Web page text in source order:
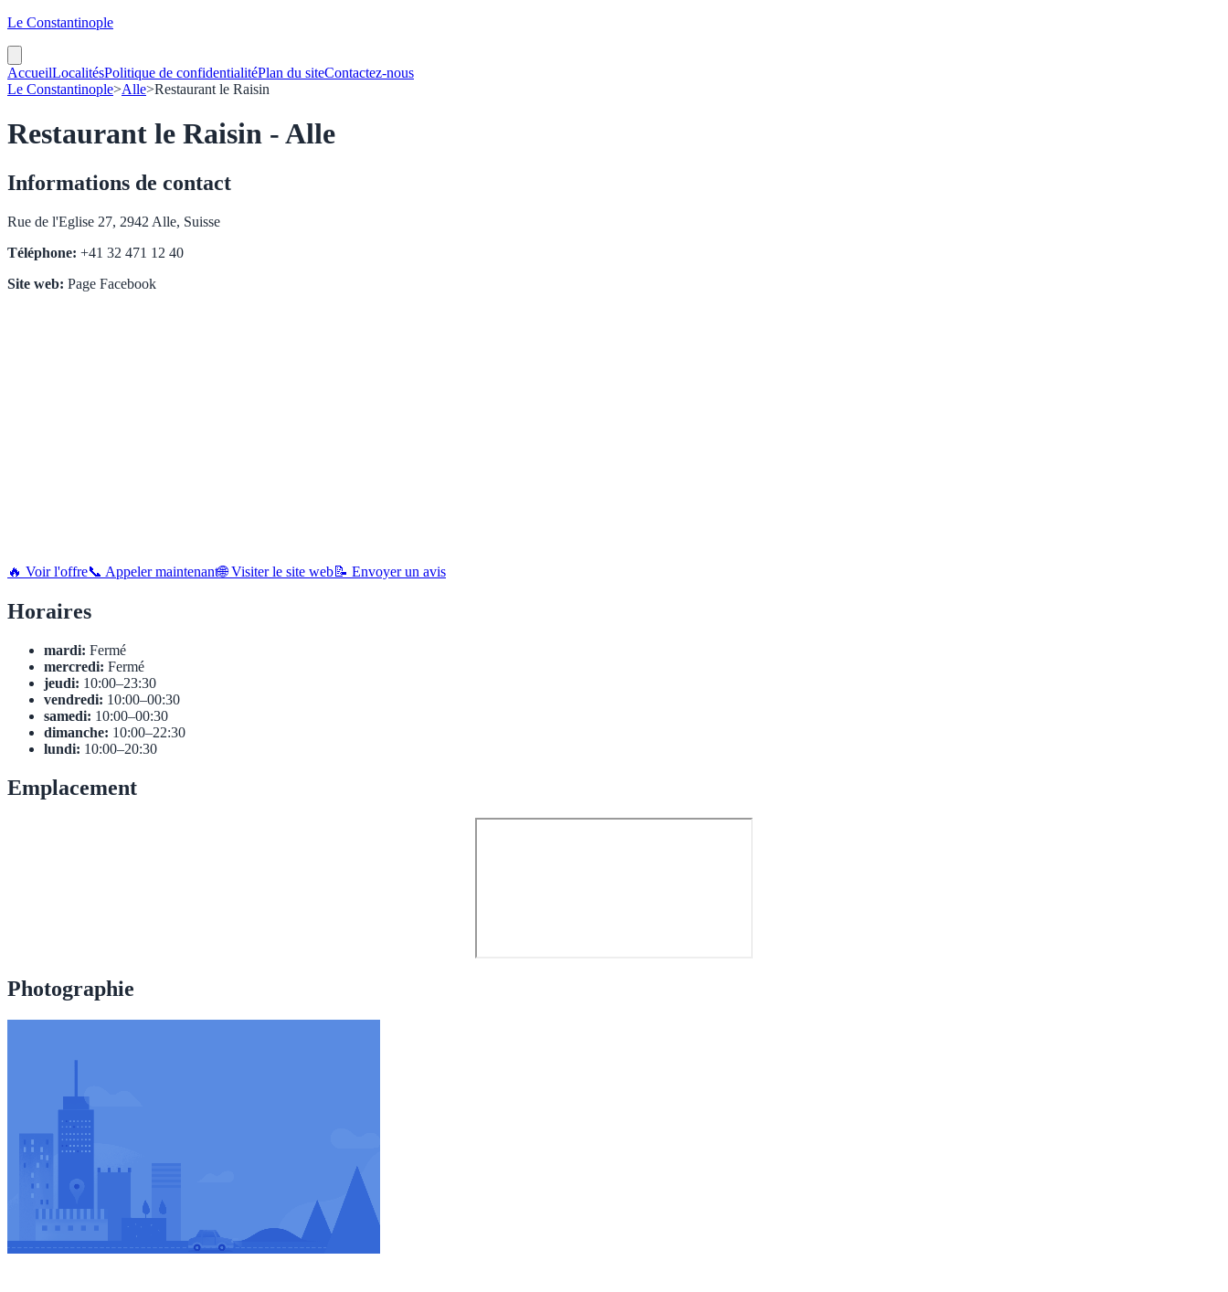
Le Constantinople
AccueilLocalitésPolitique de confidentialitéPlan du siteContactez-nous
Le Constantinople>Alle>Restaurant le Raisin
Restaurant le Raisin - Alle
Informations de contact
Rue de l'Eglise 27, 2942 Alle, Suisse
Téléphone: +41 32 471 12 40
Site web: Page Facebook
🔥 Voir l'offre📞 Appeler maintenant🌐 Visiter le site web📝 Envoyer un avis
Horaires
mardi: Fermé
mercredi: Fermé
jeudi: 10:00–23:30
vendredi: 10:00–00:30
samedi: 10:00–00:30
dimanche: 10:00–22:30
lundi: 10:00–20:30
Emplacement
Photographie